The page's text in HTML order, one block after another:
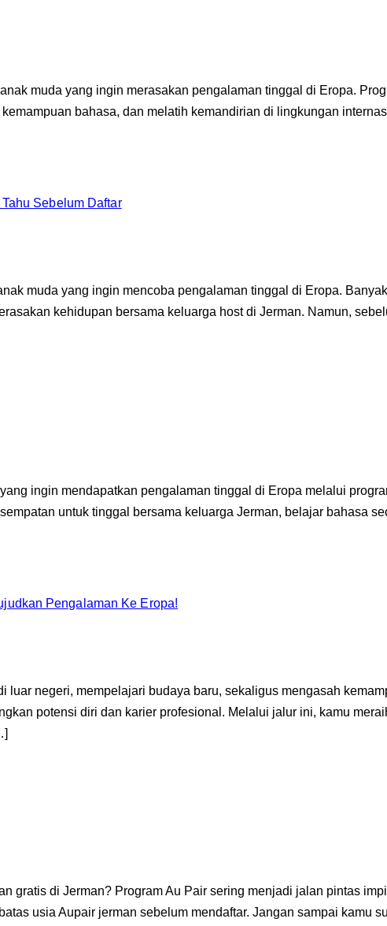
muda yang ingin merasakan pengalaman tinggal di Eropa.
bahasa, dan melatih kemandirian di lingkungan
Sebelum Daftar
muda yang ingin mencoba pengalaman tinggal di Eropa.
kehidupan bersama keluarga host di Jerman. Namun,
ingin mendapatkan pengalaman tinggal di Eropa melalui
untuk tinggal bersama keluarga Jerman, belajar bahasa
Pengalaman Ke Eropa!
negeri, mempelajari budaya baru, sekaligus mengasah
potensi diri dan karier profesional. Melalui jalur ini, kamu
gratis di Jerman? Program Au Pair sering menjadi jalan pintas
usia Aupair jerman sebelum mendaftar. Jangan sampai kamu